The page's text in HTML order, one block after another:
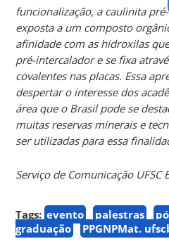
funcionalização, a caulinita
exposta a um composto
afinidade com as hidroxilas
pré-intercalador e se fixa
covalentes nas placas. Essa
despertar o interesse dos
área que o Brasil pode se
muitas reservas minerais e
ser utilizadas para essa
Serviço de Comunicação UFSC
Tags: evento palestras
graduação
PPGNPMat.